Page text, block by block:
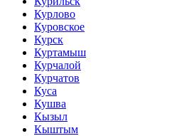
Курлово
Куровское
Курск
Куртамыш
Курчалой
Курчатов
Куса
Кушва
Кызыл
Кыштым